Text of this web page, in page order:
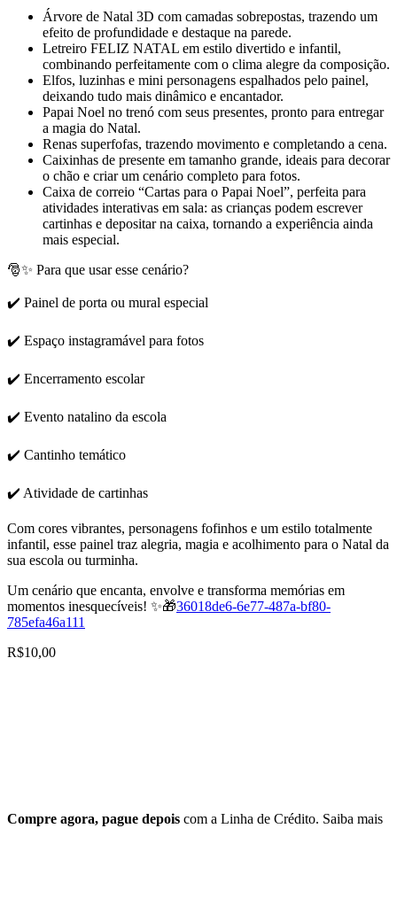
Árvore de Natal 3D com camadas sobrepostas, trazendo um
efeito de profundidade e destaque na parede.
Letreiro FELIZ NATAL em estilo divertido e infantil,
combinando perfeitamente com o clima alegre da composição.
Elfos, luzinhas e mini personagens espalhados pelo painel,
deixando tudo mais dinâmico e encantador.
Papai Noel no trenó com seus presentes, pronto para entregar
a magia do Natal.
Renas superfofas, trazendo movimento e completando a cena.
Caixinhas de presente em tamanho grande, ideais para decorar
o chão e criar um cenário completo para fotos.
Caixa de correio “Cartas para o Papai Noel”, perfeita para
atividades interativas em sala: as crianças podem escrever
cartinhas e depositar na caixa, tornando a experiência ainda
mais especial.
🎅✨ Para que usar esse cenário?
✔️ Painel de porta ou mural especial
✔️ Espaço instagramável para fotos
✔️ Encerramento escolar
✔️ Evento natalino da escola
✔️ Cantinho temático
✔️ Atividade de cartinhas
Com cores vibrantes, personagens fofinhos e um estilo totalmente
infantil, esse painel traz alegria, magia e acolhimento para o Natal da
sua escola ou turminha.
Um cenário que encanta, envolve e transforma memórias em
momentos inesquecíveis! ✨🎁36018de6-6e77-487a-bf80-
785efa46a111
R$10,00
Compre agora, pague depois com a Linha de Crédito. Saiba mais